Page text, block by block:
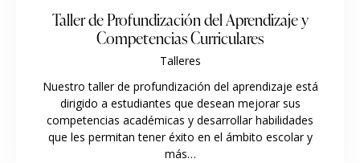
Taller de Profundización del Aprendizaje y
Competencias Curriculares
Talleres
Nuestro taller de profundización del aprendizaje está
dirigido a estudiantes que desean mejorar sus
competencias académicas y desarrollar habilidades
que les permitan tener éxito en el ámbito escolar y
más…